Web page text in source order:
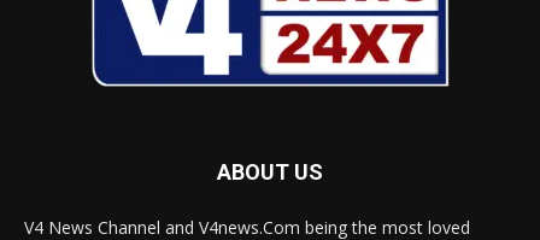
ABOUT US
V4 News Channel and V4news.Com being the most loved